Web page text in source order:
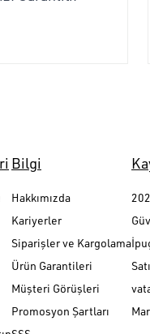
Bilgi
Hakkımızda
Kariyerler
Siparişler ve Kargolama
Ürün Garantileri
Müşteri Görüşleri
Promosyon Şartları